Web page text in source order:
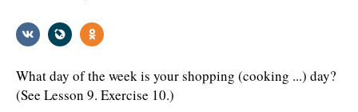
What day of the week is your shopping (cooking ...) day?
(See Lesson 9. Exercise 10.)